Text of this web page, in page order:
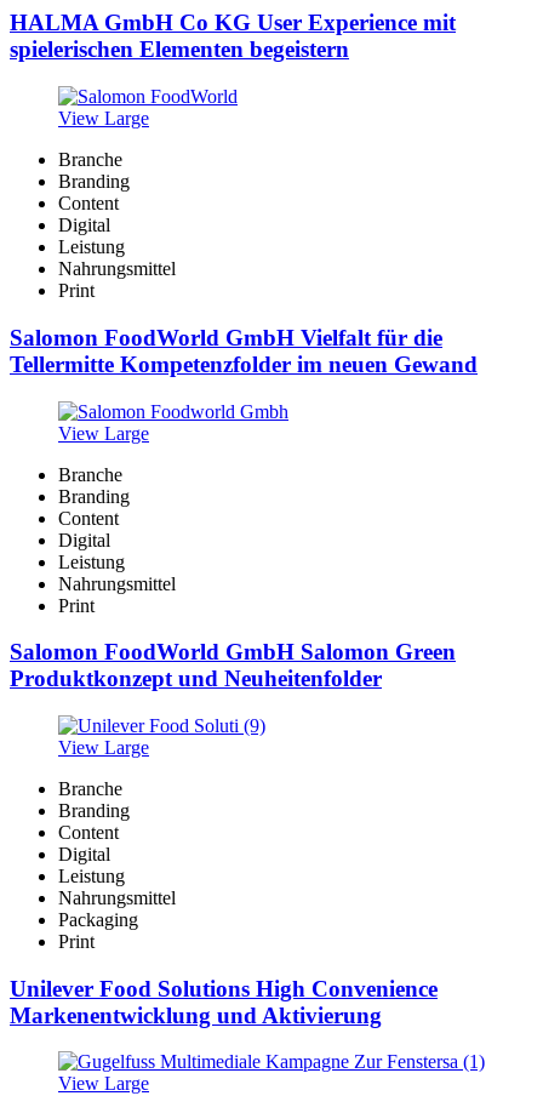
HALMA GmbH Co KG User Experience mit
spielerischen Elementen begeistern
View Large
Branche
Branding
Content
Digital
Leistung
Nahrungsmittel
Print
Salomon FoodWorld GmbH Vielfalt für die
Tellermitte Kompetenzfolder im neuen Gewand
View Large
Branche
Branding
Content
Digital
Leistung
Nahrungsmittel
Print
Salomon FoodWorld GmbH Salomon Green
Produktkonzept und Neuheitenfolder
View Large
Branche
Branding
Content
Digital
Leistung
Nahrungsmittel
Packaging
Print
Unilever Food Solutions High Convenience
Markenentwicklung und Aktivierung
View Large